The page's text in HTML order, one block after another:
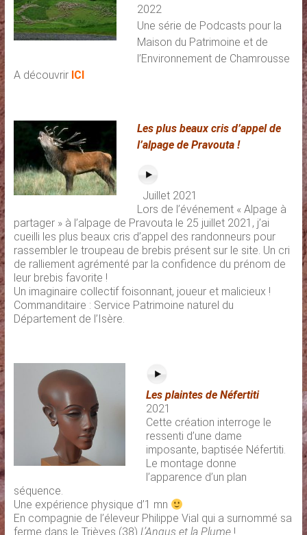
2022
Une série de Podcasts pour la
Maison du Patrimoine et de
l’Environnement de Chamrousse
A découvrir ICI
Les plus beaux cris d’appel de
l’alpage de Pravouta !
Juillet 2021
Lors de l’événement « Alpage à
partager » à l’alpage de Pravouta le 25 juillet 2021, j’ai
cueilli les plus beaux cris d’appel des randonneurs pour
rassembler le troupeau de brebis présent sur le site. Un cri
de ralliement agrémenté par la confidence du prénom de
leur brebis favorite !
Un imaginaire collectif foisonnant, joueur et malicieux !
Commanditaire : Service Patrimoine naturel du
Département de l’Isère.
Les plaintes de Néfertiti
2021
Cette création interroge le
ressenti d’une dame
imposante, baptisée Néfertiti.
Le montage donne
l’apparence d’un plan
séquence.
Une expérience physique d’1 mn
En compagnie de l’éleveur Philippe Vial qui a surnommé sa
ferme dans le Trièves (38) L’Angus et la Plume !